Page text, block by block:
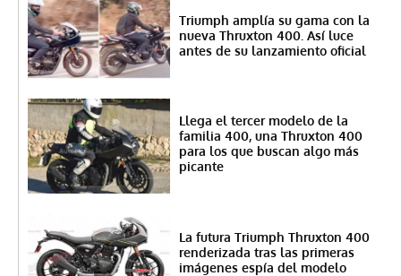
Triumph amplía su gama con la
nueva Thruxton 400. Así luce
antes de su lanzamiento oficial
Llega el tercer modelo de la
familia 400, una Thruxton 400
para los que buscan algo más
picante
La futura Triumph Thruxton 400
renderizada tras las primeras
imágenes espía del modelo